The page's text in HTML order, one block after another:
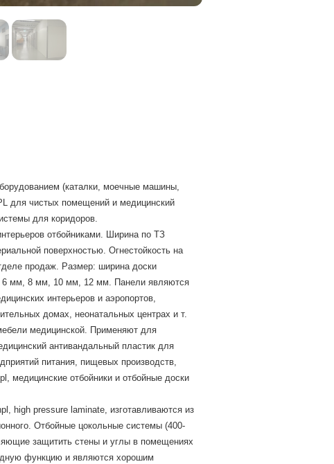
(каталки, моечные машины,
для чистых помещений и медицинский
для коридоров.
отбойниками. Ширина по ТЗ
поверхностью. Огнестойкость на
продаж. Размер: ширина доски
6 мм, 8 мм, 10 мм, 12 мм. Панели являются
интерьеров и аэропортов,
домах, неонатальных центрах и т.
медицинской. Применяют для
антивандальный пластик для
питания, пищевых производств,
медицинские отбойники и отбойные доски
high pressure laminate, изготавливаются из
Отбойные цокольные системы (400-
защитить стены и углы в помещениях
функцию и являются хорошим